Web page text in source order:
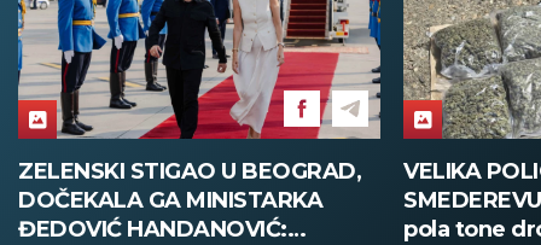
ZELENSKI STIGAO U BEOGRAD,
DOČEKALA GA MINISTARKA
ĐEDOVIĆ HANDANOVIĆ:
VELIKA
pola tone